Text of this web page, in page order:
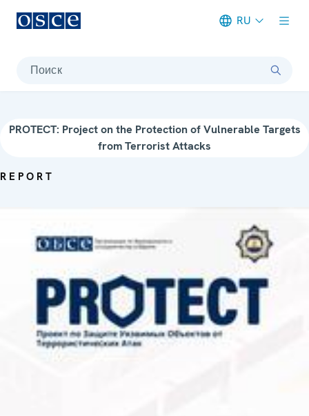
RU
Поиск
PROTECT: Project on the Protection of Vulnerable Targets
from Terrorist Attacks
REPORT